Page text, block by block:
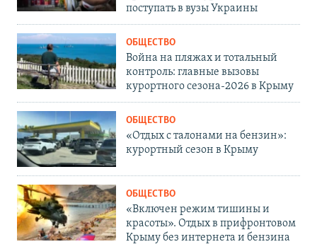
поступать в вузы Украины
ОБЩЕСТВО
Война на пляжах и тотальный
контроль: главные вызовы
курортного сезона-2026 в Крыму
ОБЩЕСТВО
«Отдых с талонами на бензин»:
курортный сезон в Крыму
ОБЩЕСТВО
«Включен режим тишины и
красоты». Отдых в прифронтовом
Крыму без интернета и бензина